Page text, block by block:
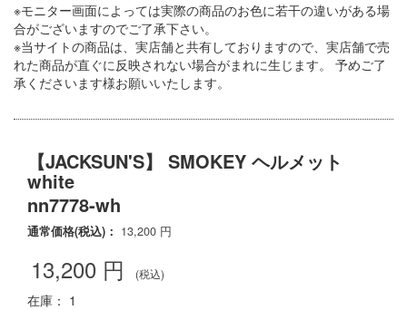
※モニター画面によっては実際の商品のお色に若干の違いがある場
合がございますのでご了承下さい。
※当サイトの商品は、実店舗と共有しておりますので、実店舗で売
れた商品が直ぐに反映されない場合がまれに生じます。 予めご了
承くださいます様お願いいたします。
【JACKSUN'S】 SMOKEY ヘルメット
white
nn7778-wh
通常価格(税込)： 13,200 円
13,200 円 (税込)
在庫： 1